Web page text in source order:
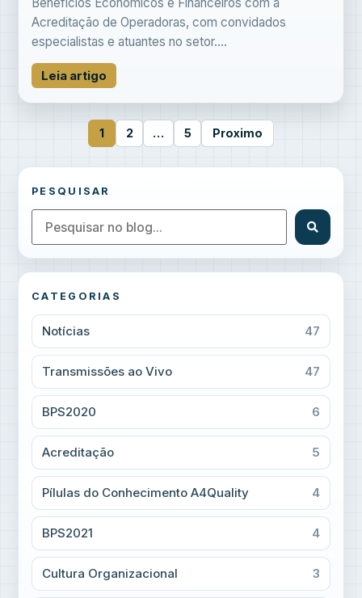
Acreditação de Operadoras, com convidados
especialistas e atuantes no setor....
Leia artigo
1 2 … 5 Proximo
PESQUISAR
CATEGORIAS
Notícias 47
Transmissões ao Vivo 47
BPS2020 6
Acreditação 5
Pílulas do Conhecimento A4Quality 4
BPS2021 4
Cultura Organizacional 3